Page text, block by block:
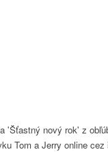
'Šťastný nový rok' z
Tom a Jerry online cez